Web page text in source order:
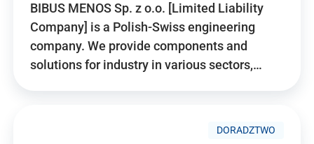
BIBUS MENOS Sp. z o.o. [Limited Liability
Company] is a Polish-Swiss engineering
company. We provide components and
solutions for industry in various sectors,…
DORADZTWO